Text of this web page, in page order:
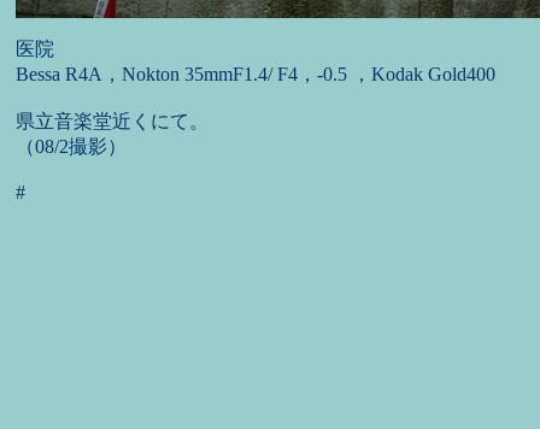
医院
Bessa R4A，Nokton 35mmF1.4/ F4，-0.5 ，Kodak Gold400
県立音楽堂近くにて。
（08/2撮影）
#